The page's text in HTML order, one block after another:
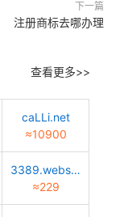
下一篇
注册商标去哪办理
查看更多>>
caLLi.net
≈10900
3389.website
≈229